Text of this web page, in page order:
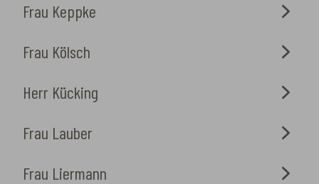
Frau Keppke
Frau Kölsch
Herr Kücking
Frau Lauber
Frau Liermann